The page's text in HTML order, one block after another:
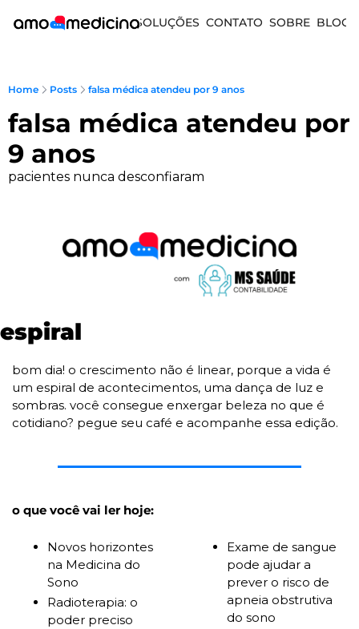
SOLUÇÕES CONTATO SOBRE BLOG
Home Posts falsa médica atendeu por 9 anos
falsa médica atendeu por
9 anos
pacientes nunca desconfiaram
espiral
bom dia! o crescimento não é linear, porque a vida é
um espiral de acontecimentos, uma dança de luz e
sombras. você consegue enxergar beleza no que é
cotidiano? pegue seu café e acompanhe essa edição.
o que você vai ler hoje:
Novos horizontes
na Medicina do
Sono
Radioterapia: o
poder preciso
Exame de sangue
pode ajudar a
prever o risco de
apneia obstrutiva
do sono